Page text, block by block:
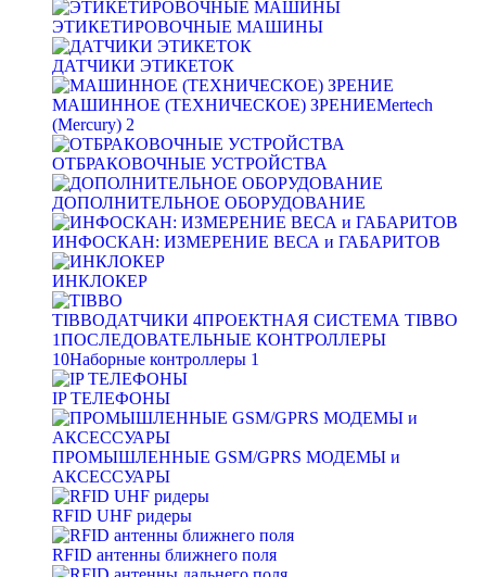
ЭТИКЕТИРОВОЧНЫЕ МАШИНЫ
ДАТЧИКИ ЭТИКЕТОК
МАШИННОЕ (ТЕХНИЧЕСКОЕ) ЗРЕНИЕMertech
(Mercury) 2
ОТБРАКОВОЧНЫЕ УСТРОЙСТВА
ДОПОЛНИТЕЛЬНОЕ ОБОРУДОВАНИЕ
ИНФОСКАН: ИЗМЕРЕНИЕ ВЕСА и ГАБАРИТОВ
ИНКЛОКЕР
TIBBOДАТЧИКИ 4ПРОЕКТНАЯ СИСТЕМА TIBBO
1ПОСЛЕДОВАТЕЛЬНЫЕ КОНТРОЛЛЕРЫ
10Наборные контроллеры 1
IP ТЕЛЕФОНЫ
ПРОМЫШЛЕННЫЕ GSM/GPRS МОДЕМЫ и
АКСЕССУАРЫ
RFID UHF ридеры
RFID антенны ближнего поля